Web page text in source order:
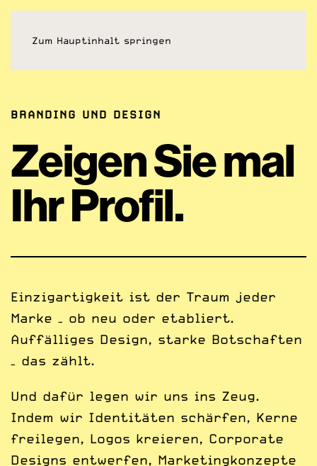
Zum Hauptinhalt springen
BRANDING UND DESIGN
Zeigen Sie mal
Ihr Profil.
Einzigartigkeit ist der Traum jeder
Marke – ob neu oder etabliert.
Auffälliges Design, starke Botschaften
– das zählt.
Und dafür legen wir uns ins Zeug.
Indem wir Identitäten schärfen, Kerne
freilegen, Logos kreieren, Corporate
Designs ent­werfen, Marketing­konzepte